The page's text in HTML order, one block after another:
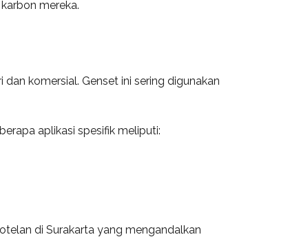
mereka.
komersial. Genset ini sering digunakan
aplikasi spesifik meliputi:
di Surakarta yang mengandalkan